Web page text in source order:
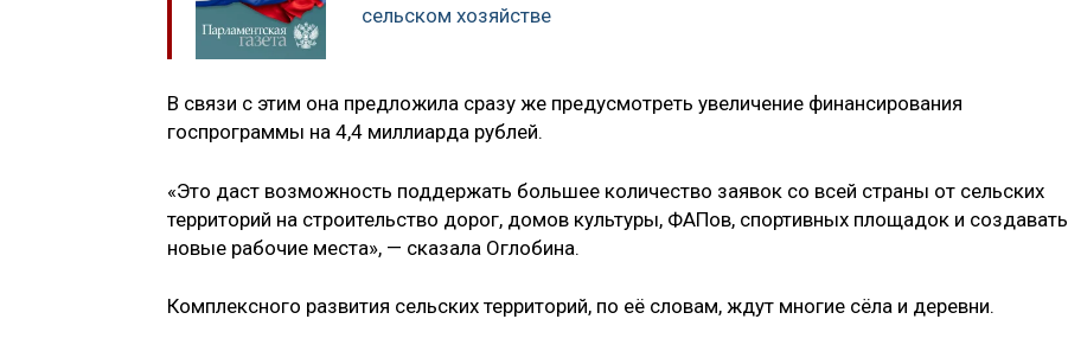
сельском хозяйстве
В связи с этим она предложила сразу же предусмотреть увеличение финансирования
госпрограммы на 4,4 миллиарда рублей.
«Это даст возможность поддержать большее количество заявок со всей страны от сельских
территорий на строительство дорог, домов культуры, ФАПов, спортивных площадок и создавать
новые рабочие места», — сказала Оглобина.
Комплексного развития сельских территорий, по её словам, ждут многие сёла и деревни.